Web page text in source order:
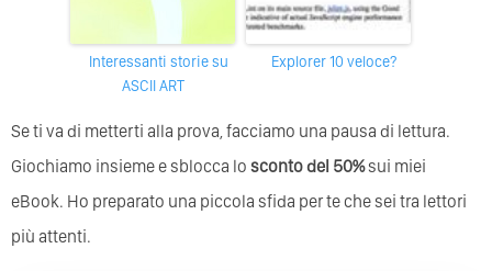
Interessanti storie su
ASCII ART
Explorer 10 veloce?
Se ti va di metterti alla prova, facciamo una pausa di lettura.
Giochiamo insieme e sblocca lo sconto del 50%sui miei
eBook. Ho preparato una piccola sfida per te che sei tra lettori
più attenti.